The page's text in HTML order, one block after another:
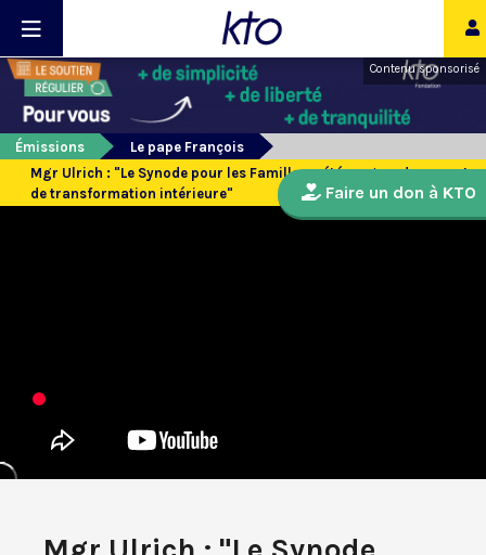
Contenu sponsorisé
Émissions
Le pape François
Mgr Ulrich : "Le Synode pour les Familles a été un grand moment
de transformation intérieure"
Faire un don à KTO